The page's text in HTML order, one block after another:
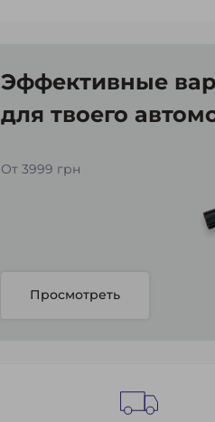
Эффективные
для твоего
От 3999 грн
Просмотреть